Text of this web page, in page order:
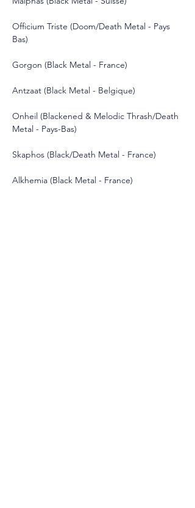
Officium Triste (Doom/Death Metal - Pays
Bas)
Gorgon (Black Metal - France)
Antzaat (Black Metal - Belgique)
Onheil (Blackened & Melodic Thrash/Death
Metal - Pays-Bas)
Skaphos (Black/Death Metal - France)
Alkhemia (Black Metal - France)